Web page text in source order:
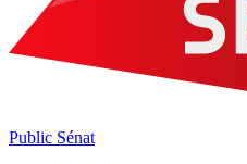
Public Sénat